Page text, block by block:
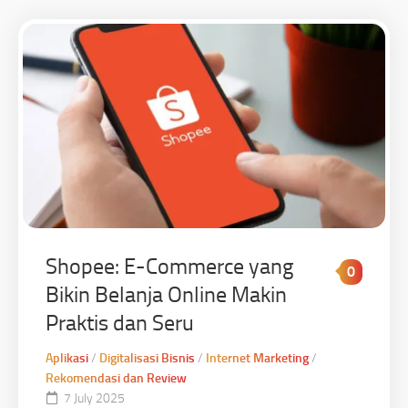
Shopee: E-Commerce yang
Bikin Belanja Online Makin
Praktis dan Seru
0
Aplikasi/ Digitalisasi Bisnis / Internet Marketing/
Rekomendasi dan Review
7 July 2025